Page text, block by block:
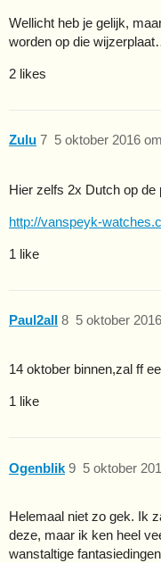
Wellicht heb je gelijk,
worden op die
2 likes
Zulu 5 oktober 2016
7
Hier zelfs 2x Dutch op de
http://vanspeyk-
1 like
Paul2all 5 oktober
8
14 oktober binnen,zal ff
1 like
Ogenblik 5 oktober
9
Helemaal niet zo gek. Ik
deze, maar ik ken heel
wanstaltige